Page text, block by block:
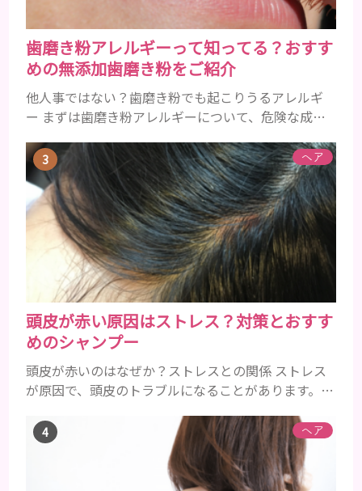
歯磨き粉アレルギーって知ってる？おすす
めの無添加歯磨き粉をご紹介
他人事ではない？歯磨き粉でも起こりうるアレルギ
ー まずは歯磨き粉アレルギーについて、危険な成分
まれるアレルギーを起こすおそれのある成分 まず、
普段お使いの歯磨き粉に含まれているどの成分にア
レルギーを引き起こすおそれがあるのかを説明しま
すね。 •フッ素･･･歯の表面のエナメルを守り強くし
たり、虫歯と防ぐ働きを持つ成分 •香味料 ･･･歯磨き
粉の風味や爽...
ヘア
頭皮が赤い原因はストレス？対策とおすす
めのシャンプー
頭皮が赤いのはなぜか？ストレスとの関係 ストレス
が原因で、頭皮のトラブルになることがあります。頭
トレス ストレスを多く感じると、交感神経が優位に
働きます。そのため、皮脂の分泌量が増えて炎症が起
きやすくなります。さらに、血行不良になり栄養が行
き届きません。ストレス解消は、頭皮の健康に大切
ヘア